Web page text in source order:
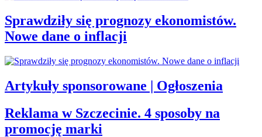
Sprawdziły się prognozy ekonomistów.
Nowe dane o inflacji
Artykuły sponsorowane | Ogłoszenia
Reklama w Szczecinie. 4 sposoby na
promocję marki